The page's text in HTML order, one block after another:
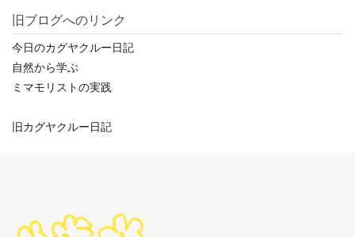
旧ブログへのリンク
今日のカグヤクルー日記
自然から学ぶ
ミマモリストの実践
旧カグヤクルー日記